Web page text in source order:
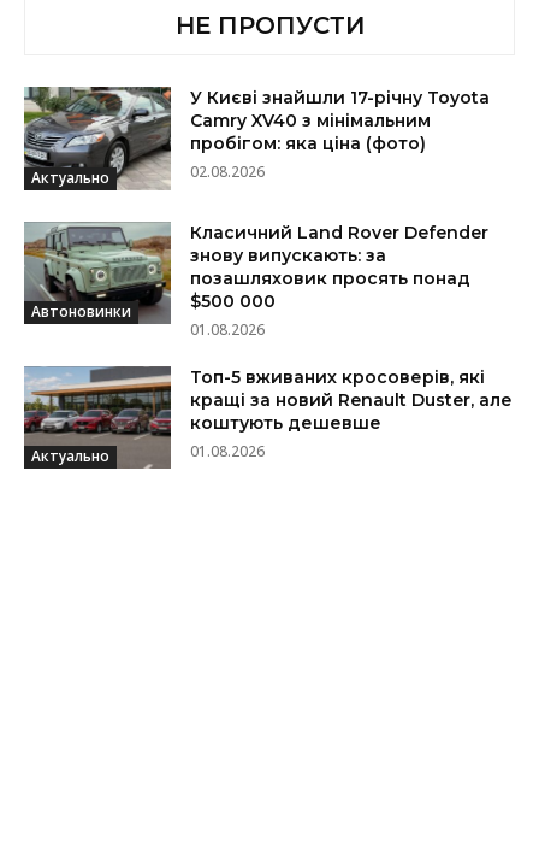
НЕ ПРОПУСТИ
Актуально
У Києві знайшли 17-річну Toyota
Camry XV40 з мінімальним
пробігом: яка ціна (фото)
02.08.2026
Автоновинки
Класичний Land Rover Defender
знову випускають: за
позашляховик просять понад
$500 000
01.08.2026
Актуально
Топ-5 вживаних кросоверів, які
кращі за новий Renault Duster, але
коштують дешевше
01.08.2026